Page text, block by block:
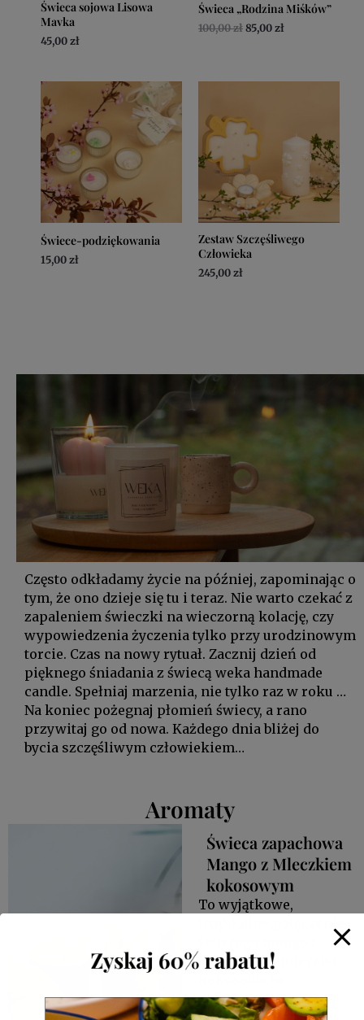
Świeca sojowa Lisowa
Mavka
45,00 zł
Świeca „Rodzina Miśków”
100,00zł 85,00 zł
Świece-podziękowania
15,00 zł
Zestaw Szczęśliwego
Człowieka
245,00 zł
Często odkładamy życie na później, zapominając o
tym, że ono dzieje się tu i teraz. Nie warto czekać z
zapaleniem świeczki na wieczorną kolację, czy
wypowiedzenia życzenia tylko przy urodzinowym
torcie. Czas na nowy rytuał. Zacznij dzień od
pięknego śniadania z świecą weka handmade
candle. Spełniaj marzenia, nie tylko raz w roku …
Na koniec pożegnaj płomień świecy, a rano
przywitaj go od nowa. Każdego dnia bliżej do
bycia szczęśliwym człowiekiem…
Aromaty
Świeca zapachowa
Mango z Mleczkiem
kokosowym
To wyjątkowe,
kremowego mleczka
Połączenie ananasa i
pomarańczy, które